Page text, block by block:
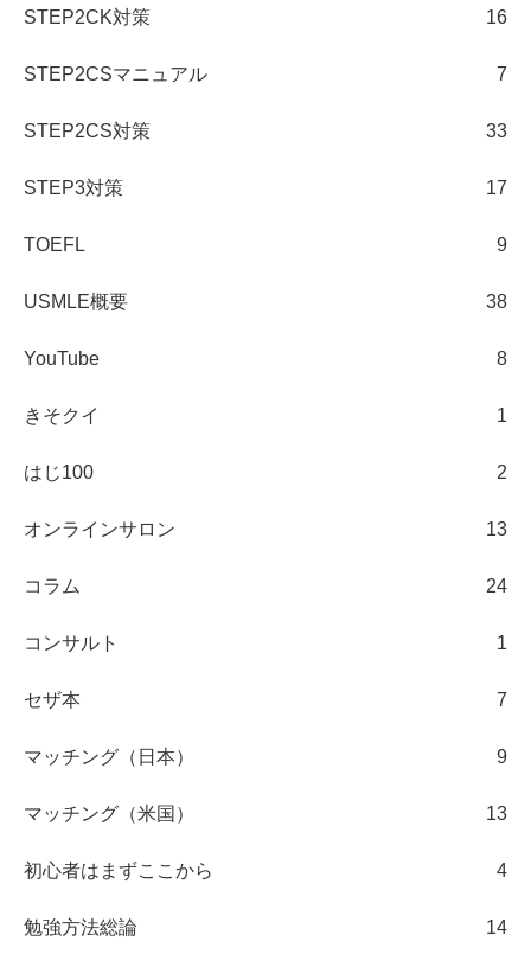
STEP2CK対策 16
STEP2CSマニュアル 7
STEP2CS対策 33
STEP3対策 17
TOEFL 9
USMLE概要 38
YouTube 8
きそクイ 1
はじ100 2
オンラインサロン 13
コラム 24
コンサルト 1
セザ本 7
マッチング（日本） 9
マッチング（米国） 13
初心者はまずここから 4
勉強方法総論 14